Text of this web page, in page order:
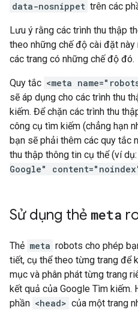
data-nosnippet trên các
Lưu ý rằng các trình thu thập
theo những chế độ cài đặt
các trang có những chế độ đó.
Quy tắc <meta
sẽ áp dụng cho các trình thu
kiếm. Để chặn các trình thu
công cụ tìm kiếm (chẳng hạn
bạn sẽ phải thêm các quy tắc
thu thập thông tin cụ thể (ví dụ:
Google"
Sử dụng thẻ meta
Thẻ meta robots cho phép
tiết, cụ thể theo từng trang để
mục và phân phát từng trang
kết quả của Google Tìm kiếm.
phần <head> của một trang